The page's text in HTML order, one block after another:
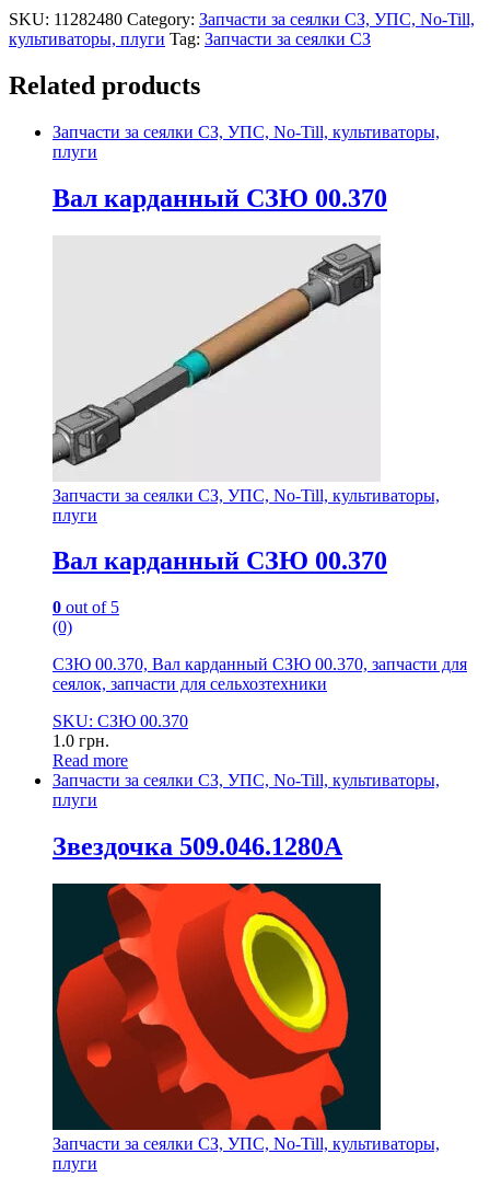
SKU: 11282480 Category: Запчасти за сеялки СЗ, УПС, No-Till,
культиваторы, плуги Tag: Запчасти за сеялки СЗ
Related products
Запчасти за сеялки СЗ, УПС, No-Till, культиваторы,
плуги
Вал карданный СЗЮ 00.370
Запчасти за сеялки СЗ, УПС, No-Till, культиваторы,
плуги
Вал карданный СЗЮ 00.370
0 out of 5
(0)
СЗЮ 00.370, Вал карданный СЗЮ 00.370, запчасти для
сеялок, запчасти для сельхозтехники
SKU: СЗЮ 00.370
1.0 грн.
Read more
Запчасти за сеялки СЗ, УПС, No-Till, культиваторы,
плуги
Звездочка 509.046.1280А
Запчасти за сеялки СЗ, УПС, No-Till, культиваторы,
плуги